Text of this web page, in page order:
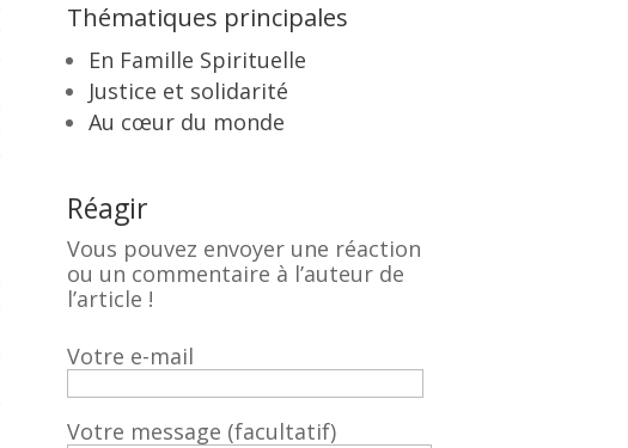
Thématiques principales
En Famille Spirituelle
Justice et solidarité
Au cœur du monde
Réagir
Vous pouvez envoyer une réaction
ou un commentaire à l’auteur de
l’article !
Votre e-mail
Votre message (facultatif)